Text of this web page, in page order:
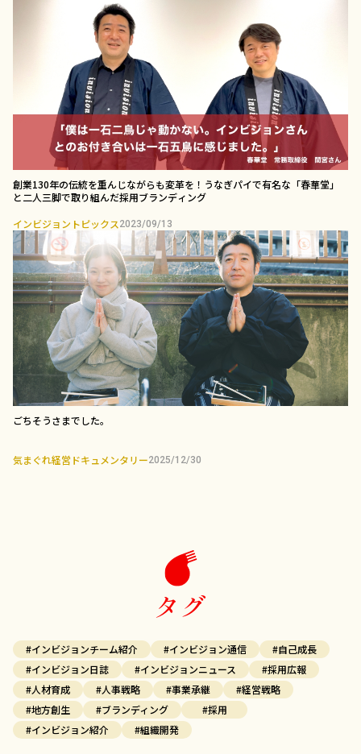
創業130年の伝統を重んじながらも変革を！うなぎパイで有名な「春華堂」
と二人三脚で取り組んだ採用ブランディング￼
インビジョントピックス 2023/09/13
ごちそうさまでした。
気まぐれ経営ドキュメンタリー2025/12/30
タグ
#インビジョンチーム紹介 #インビジョン通信
#自己成長
#インビジョン日誌
#インビジョンニュース
#採用広報
#人材育成
#人事戦略 #事業承継
#経営戦略
#地方創生
#ブランディング
#採用
#インビジョン紹介
#組織開発